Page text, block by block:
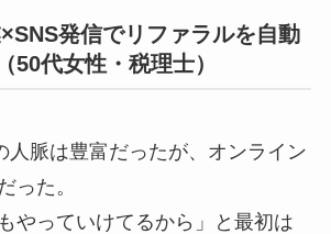
発信でリファラルを自動
50代女性・税理士）
人脈は豊富だったが、オンライン
った。
やっていけてるから」と最初は